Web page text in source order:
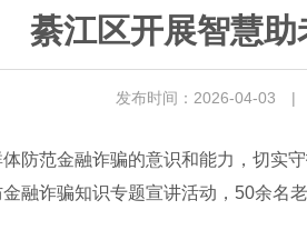
綦江区开展智慧
发布时间：2026-04-03 |
防范金融诈骗的意识和能力，切实
融诈骗知识专题宣讲活动，50余名